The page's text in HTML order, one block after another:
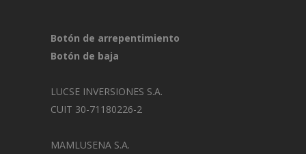
Botón de arrepentimiento
Botón de baja
LUCSE INVERSIONES S.A.
CUIT 30-71180226-2
MAMLUSENA S.A.